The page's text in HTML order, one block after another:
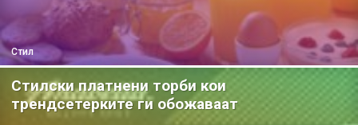
Стил
Стилски платнени торби кои
трендсетерките ги обожаваат